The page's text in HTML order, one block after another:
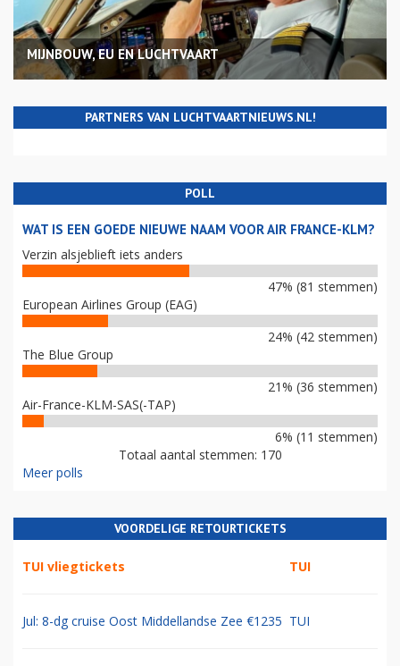
MIJNBOUW, EU EN LUCHTVAART
PARTNERS VAN LUCHTVAARTNIEUWS.NL!
POLL
WAT IS EEN GOEDE NIEUWE NAAM VOOR AIR FRANCE-KLM?
Verzin alsjeblieft iets anders
47% (81 stemmen)
European Airlines Group (EAG)
24% (42 stemmen)
The Blue Group
21% (36 stemmen)
Air-France-KLM-SAS(-TAP)
6% (11 stemmen)
Totaal aantal stemmen: 170
Meer polls
VOORDELIGE RETOURTICKETS
TUI vliegtickets TUI
Jul: 8-dg cruise Oost Middellandse Zee €1235 TUI